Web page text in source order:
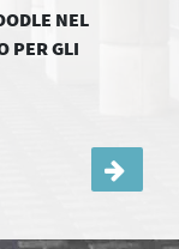
NEL
PER GLI